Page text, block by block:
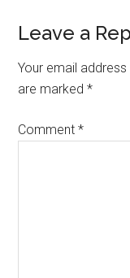
Reader
Leave a
Your email
are marked*
Comment*